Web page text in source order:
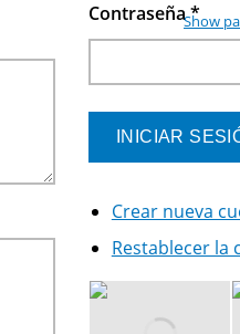
Contraseña*
Show
Crear nueva
Restablecer la